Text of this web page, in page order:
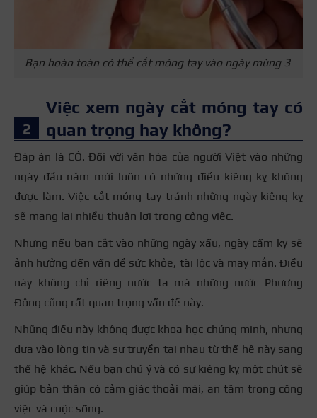
Bạn hoàn toàn có thể cắt móng tay vào ngày mùng 3
Việc xem ngày cắt móng tay có
quan trọng hay không?
Đáp án là CÓ.Đối với văn hóa của người Việt vào những
ngày đầu năm mới luôn có những điều kiêng kỵ không
được làm. Việc cắt móng tay tránh những ngày kiêng kỵ
sẽ mang lại nhiều thuận lợi trong công việc.
Nhưng nếu bạn cắt vào những ngày xấu, ngày cấm kỵ sẽ
ảnh hưởng đến vấn đề sức khỏe, tài lộc và may mắn. Điều
này không chỉ riêng nước ta mà những nước Phương
Đông cũng rất quan trọng vấn đề này.
Những điều này không được khoa học chứng minh, nhưng
dựa vào lòng tin và sự truyền tai nhau từ thế hệ này sang
thế hệ khác. Nếu bạn chú ý và có sự kiêng kỵ một chút sẽ
giúp bản thân có cảm giác thoải mái, an tâm trong công
việc và cuộc sống.